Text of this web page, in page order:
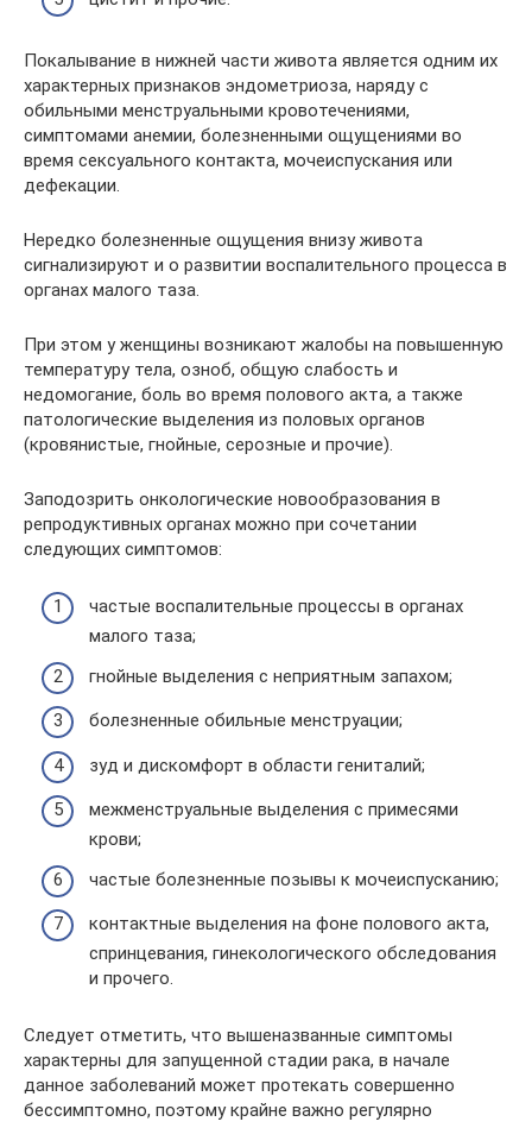
Покалывание в нижней части живота является одним их
характерных признаков эндометриоза, наряду с
обильными менструальными кровотечениями,
симптомами анемии, болезненными ощущениями во
время сексуального контакта, мочеиспускания или
дефекации.
Нередко болезненные ощущения внизу живота
сигнализируют и о развитии воспалительного процесса в
органах малого таза.
При этом у женщины возникают жалобы на повышенную
температуру тела, озноб, общую слабость и
недомогание, боль во время полового акта, а также
патологические выделения из половых органов
(кровянистые, гнойные, серозные и прочие).
Заподозрить онкологические новообразования в
репродуктивных органах можно при сочетании
следующих симптомов:
частые воспалительные процессы в органах
малого таза;
гнойные выделения с неприятным запахом;
болезненные обильные менструации;
зуд и дискомфорт в области гениталий;
межменструальные выделения с примесями
крови;
частые болезненные позывы к мочеиспусканию;
контактные выделения на фоне полового акта,
спринцевания, гинекологического обследования
и прочего.
Следует отметить, что вышеназванные симптомы
характерны для запущенной стадии рака, в начале
данное заболеваний может протекать совершенно
бессимптомно, поэтому крайне важно регулярно